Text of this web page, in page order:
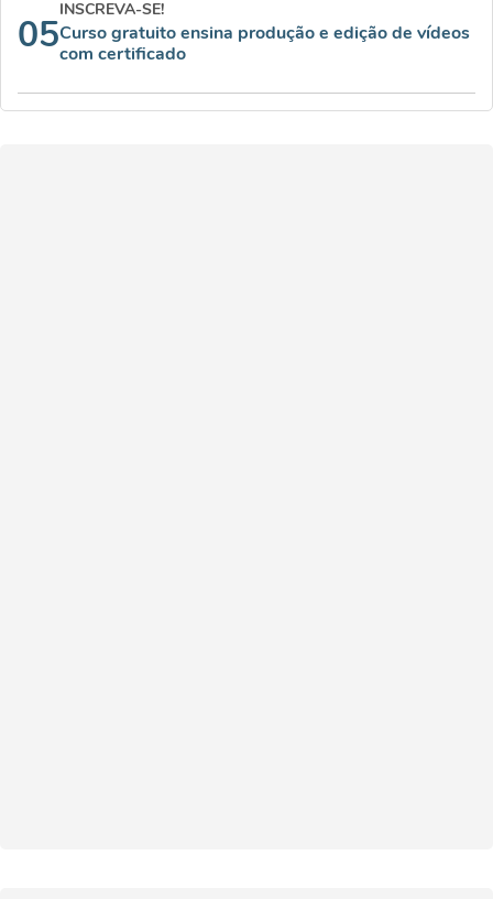
05
INSCREVA-SE!
Curso gratuito ensina produção e edição de vídeos
com certificado